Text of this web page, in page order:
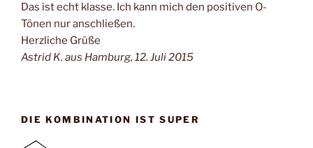
Das ist echt klasse. Ich kann mich den positiven O-
Tönen nur anschließen.
Herzliche Grüße
Astrid K. aus Hamburg, 12. Juli 2015
DIE KOMBINATION IST SUPER